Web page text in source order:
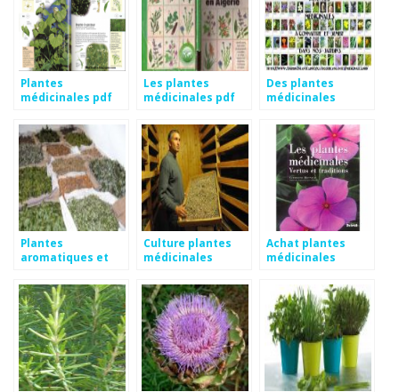
Plantes
médicinales pdf
Les plantes
médicinales pdf
Des plantes
médicinales
Plantes
aromatiques et
Culture plantes
médicinales
Achat plantes
médicinales